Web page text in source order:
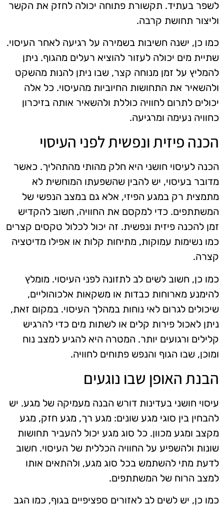
לשפר בעתיד. תקשורת פתוחה יכולה לחזק את הקשר
וליצור תחושת קרבה.
כמו כן, ישנה חשיבות בשמירה על רגיעה לאחר העיסוי.
שתיית מים יכולה לעזור להוציא רעלים מהגוף. ניתן
להמליץ על זמן מנוחה קצר, שבו ניתן להנות מהשקט
ולהשאיר את התחושות החיוביות מהעיסוי. כל אלה
יכולים לתרום לחוויה כוללת ולהשאיר אותה בזיכרון
כחוויה נעימה ומרגיעה.
הכנה פיזית ונפשית לפני העיסוי
הכנה לעיסוי חושני היא חלק מהותי מהתהליך. כאשר
מדובר בעיסוי, יש להבין שהשפעתו המוחשית לא
מתמצית רק במגע הפיזי, אלא גם במצב הנפשי של
המשתתפים. כדי למקסם את החוויה, חשוב להקדיש
זמן להכנה פיזית ונפשית. זה יכול לכלול טקסים קצרים
כמו נשימות עמוקות, מתיחות קלות או אפילו מדיטציה
קצרה.
כמו כן, חשוב לשים לב לתזונה לפני העיסוי. מומלץ
להימנע מארוחות כבדות או משקאות אלכוהוליים,
שיכולים לגרום לאי נוחות במהלך העיסוי. במקום זאת,
ניתן לאכול פירות קלים או לשתות מים כדי להרגיש
קלילים ורגועים יותר. המטרה היא להגיע למצב נוח
ומוכן, שבו הגוף והנפש פתוחים לחוויה.
הבנת האופן שבו נוגעים
עיסוי חושני בעדינות דורש הבנה מעמיקה של מגע. יש
להבחין בין סוגי מגע שונים: מגע רך, מגע חזק, מגע
מקצב ומגע מכוון. כל סוג מגע יכול להעביר תחושות
שונות ולהשפיע על החוויה הכללית של העיסוי. חשוב
לדעת מתי להשתמש בכל סוג מגע, ולהתאים אותו
למצב הרוח של המשתתפים.
כמו כן, יש לשים לב לאזורים ספציפיים בגוף, כמו הגב